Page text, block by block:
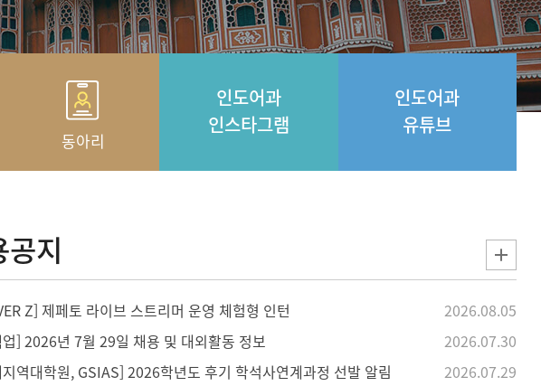
동아리
인도어과
인스타그램
인도어과
유튜브
Z] 제페토 라이브 스트리머 운영 체험형 인턴
2026.08.05
] 2026년 7월 29일 채용 및 대외활동 정보
2026.07.30
역대학원, GSIAS] 2026학년도 후기 학석사연계과정 선발 알림
2026.07.29